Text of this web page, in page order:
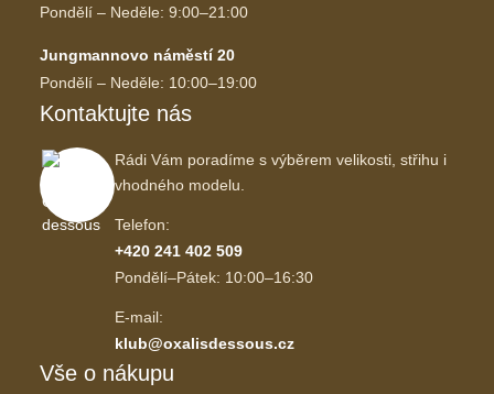
Pondělí – Neděle: 9:00–21:00
Jungmannovo náměstí 20
Pondělí – Neděle: 10:00–19:00
Kontaktujte nás
Rádi Vám poradíme s výběrem velikosti, střihu i
vhodného modelu.
Telefon:
+420 241 402 509
Pondělí–Pátek: 10:00–16:30
E-mail:
klub@oxalisdessous.cz
Vše o nákupu